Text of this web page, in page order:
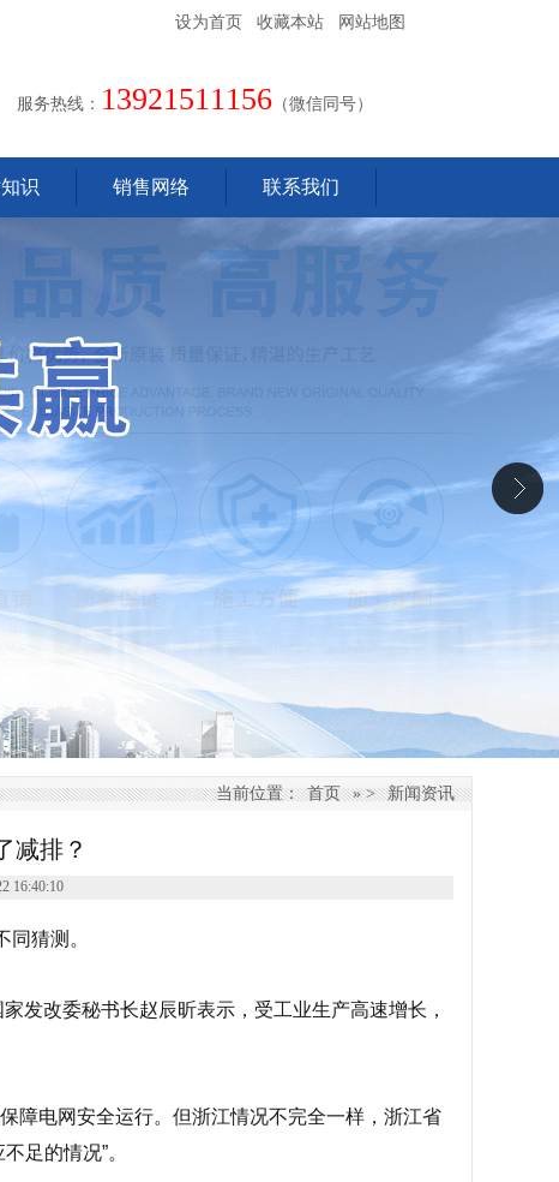
设为首页 收藏本站 网站地图
服务热线： 13921511156 （微信同号）
识 销售网络 联系我们
当前位置： 首页 » > 新闻资讯
减排？
16:40:10
猜测。
发改委秘书长赵辰昕表示，受工业生产高速增长，
障电网安全运行。但浙江情况不完全一样，浙江省
足的情况”。